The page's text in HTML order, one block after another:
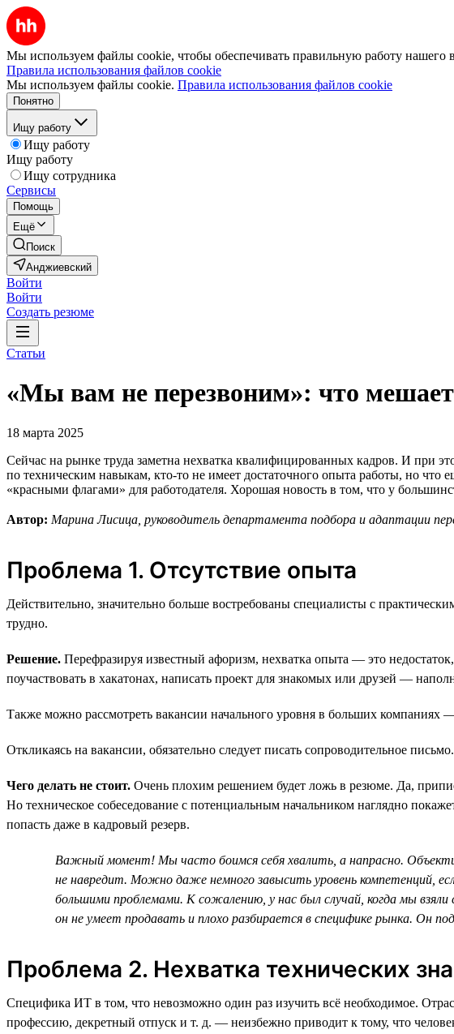
Мы используем файлы cookie, чтобы обеспечивать правильную работу нашего
Правила использования файлов cookie
Мы используем файлы cookie. Правила использования файлов cookie
Понятно
Ищу работу
Ищу работу
Ищу работу
Ищу сотрудника
Сервисы
Помощь
Ещё
Поиск
Анджиевский
Войти
Войти
Создать резюме
Статьи
«Мы вам не перезвоним»: что
18 марта 2025
Сейчас на рынке труда заметна нехватка квалифицированных кадров. И при
по техническим навыкам, кто-то не имеет достаточного опыта работы, но
«красными флагами» для работодателя. Хорошая новость в том, что у
Автор: Марина Лисица, руководитель департамента подбора и адаптации
Проблема 1. Отсутствие опыта
Действительно, значительно больше востребованы специалисты с
трудно.
Решение. Перефразируя известный афоризм, нехватка опыта — это
поучаствовать в хакатонах, написать проект для знакомых или друзей —
Также можно рассмотреть вакансии начального уровня в больших компаниях
Откликаясь на вакансии, обязательно следует писать сопроводительное
Чего делать не стоит. Очень плохим решением будет ложь в резюме. Да,
Но техническое собеседование с потенциальным начальником наглядно
попасть даже в кадровый резерв.
Важный момент! Мы часто боимся себя хвалить, а напрасно.
не навредит. Можно даже немного завысить уровень компетенций,
большими проблемами. К сожалению, у нас был случай, когда мы
он не умеет продавать и плохо разбирается в специфике рынка. Он
Проблема 2. Нехватка технических
Специфика ИТ в том, что невозможно один раз изучить всё необходимое.
профессию, декретный отпуск и т. д. — неизбежно приводит к тому, что